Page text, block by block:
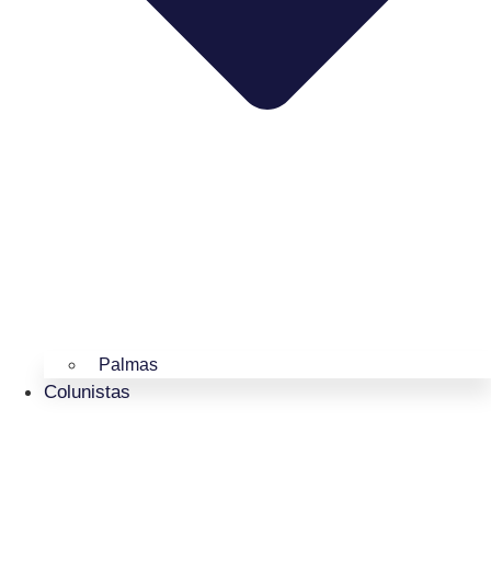
Palmas
Colunistas